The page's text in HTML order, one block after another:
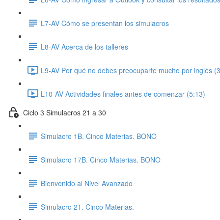
L7-AV Cómo se presentan los simulacros
L8-AV Acerca de los talleres
L9-AV Por qué no debes preocuparte mucho por inglés
L10-AV Actividades finales antes de comenzar (5:13)
Ciclo 3 Simulacros 21 a 30
Simulacro 1B. Cinco Materias. BONO
Simulacro 17B. Cinco Materias. BONO
Bienvenido al Nivel Avanzado
Simulacro 21. Cinco Materias.